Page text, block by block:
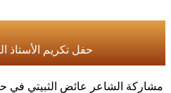
حفل تكريم الأستاذ